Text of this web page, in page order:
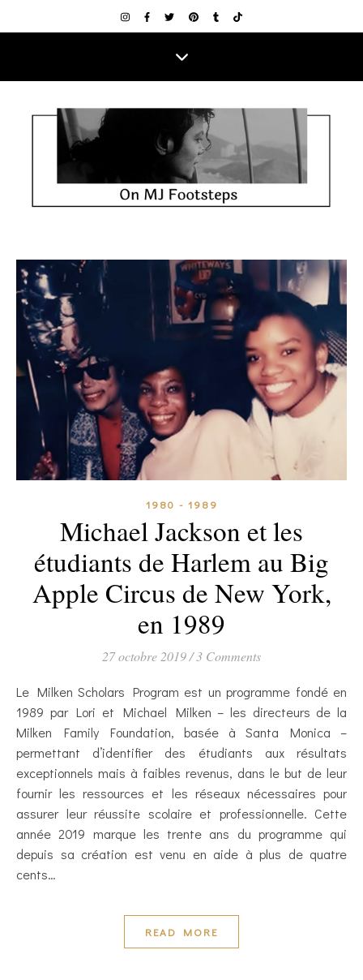
1980 - 1989
Michael Jackson et les
étudiants de Harlem au Big
Apple Circus de New York,
en 1989
27 octobre 2019/3 Comments
Le Milken Scholars Program est un programme fondé en
1989 par Lori et Michael Milken – les directeurs de la
Milken Family Foundation, basée à Santa Monica –
permettant d’identifier des étudiants aux résultats
exceptionnels mais à faibles revenus, dans le but de leur
fournir les ressources et les réseaux nécessaires pour
assurer leur réussite scolaire et professionnelle. Cette
année 2019 marque les trente ans du programme qui
depuis sa création est venu en aide à plus de quatre
cents…
READ MORE